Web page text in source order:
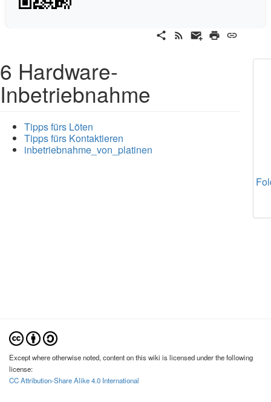
6 Hardware-
Inbetriebnahme
Tipps fürs Löten
Tipps fürs Kontaktieren
inbetriebnahme_von_platinen
Except where otherwise noted, content on this wiki is licensed under the following
license:
CC Attribution-Share Alike 4.0 International